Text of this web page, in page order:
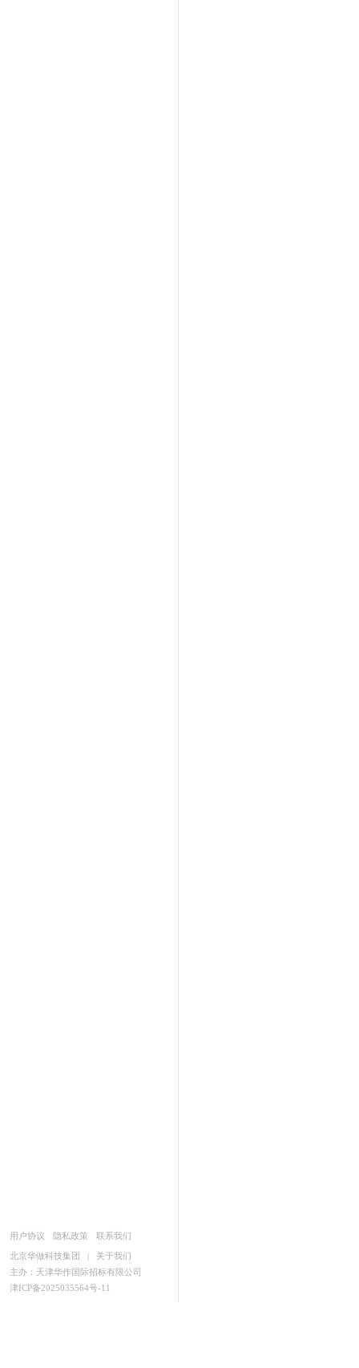
用户协议 隐私政策 联系我们
北京华做科技集团 |
关于我们
主办：天津华作国际招标有限公司
津ICP备2025035564号-11